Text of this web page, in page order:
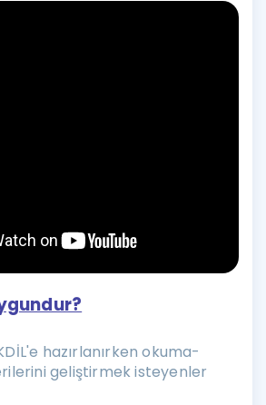
hazırlanırken okuma-
geliştirmek isteyenler